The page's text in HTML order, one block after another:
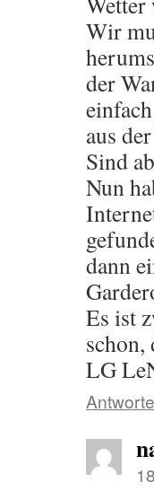
Wir
der
aus
Sind
Nun
dann
Es ist
schon,
LG